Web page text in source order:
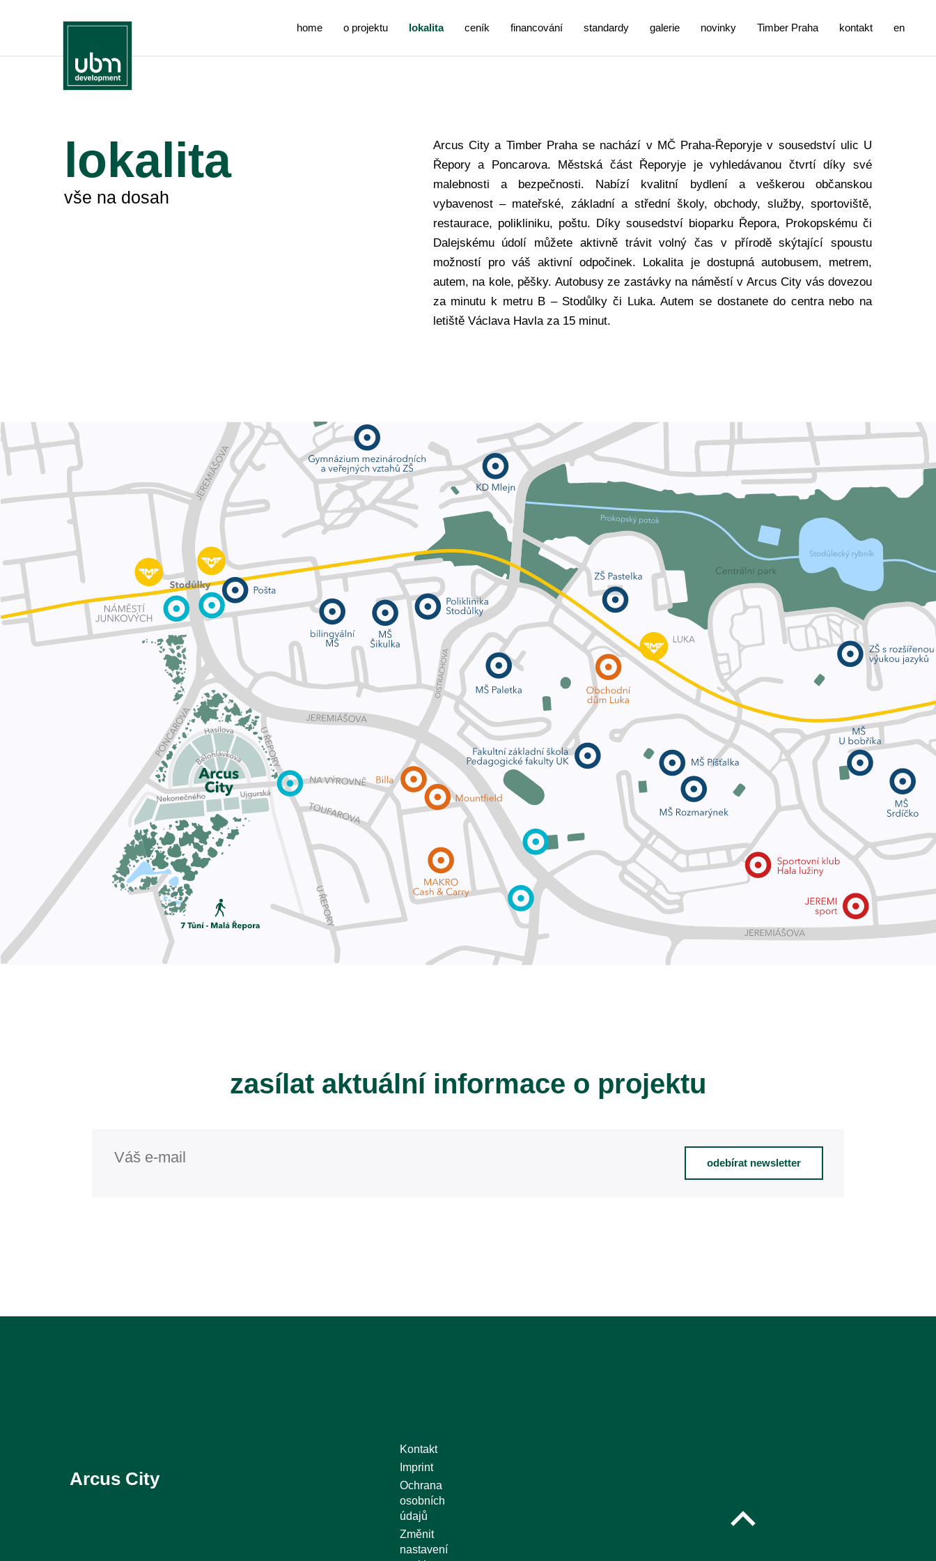
home o projektu lokalita ceník financování standardy galerie novinky Timber Praha kontakt en
lokalita
vše na dosah
Arcus City a Timber Praha se nachází v MČ Praha-Řeporyje v sousedství ulic U
Řepory a Poncarova. Městská část Řeporyje je vyhledávanou čtvrtí díky své
malebnosti a bezpečnosti. Nabízí kvalitní bydlení a veškerou občanskou
vybavenost – mateřské, základní a střední školy, obchody, služby, sportoviště,
restaurace, polikliniku, poštu. Díky sousedství bioparku Řepora, Prokopskému či
Dalejskému údolí můžete aktivně trávit volný čas v přírodě skýtající spoustu
možností pro váš aktivní odpočinek. Lokalita je dostupná autobusem, metrem,
autem, na kole, pěšky. Autobusy ze zastávky na náměstí v Arcus City vás dovezou
za minutu k metru B – Stodůlky či Luka. Autem se dostanete do centra nebo na
letiště Václava Havla za 15 minut.
zasílat aktuální informace o projektu
odebírat newsletter
Arcus City
Kontakt
Imprint
Ochrana
osobních
údajů
Změnit
nastavení